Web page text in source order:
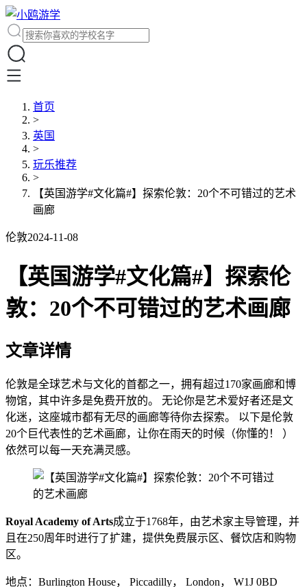
首页
>
英国
>
玩乐推荐
>
【英国游学#文化篇#】探索伦敦：20个不可错过的艺术
画廊
伦敦2024-11-08
【英国游学#文化篇#】探索伦
敦：20个不可错过的艺术画廊
文章详情
伦敦是全球艺术与文化的首都之一，拥有超过170家画廊和博
物馆，其中许多是免费开放的。 无论你是艺术爱好者还是文
化迷，这座城市都有无尽的画廊等待你去探索。 以下是伦敦
20个巨代表性的艺术画廊，让你在雨天的时候（你懂的！ ）
依然可以每一天充满灵感。
Royal Academy of Arts成立于1768年，由艺术家主导管理，并
且在250周年时进行了扩建，提供免费展示区、餐饮店和购物
区。
地点：Burlington House， Piccadilly， London， W1J 0BD